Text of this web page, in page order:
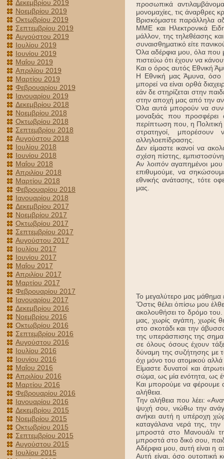
Δεκεμβρίου 2019
Νοεμβρίου 2019
Οκτωβρίου 2019
Σεπτεμβρίου 2019
Αυγούστου 2019
Ιουλίου 2019
Ιουνίου 2019
Μαΐου 2019
Απριλίου 2019
Μαρτίου 2019
Φεβρουαρίου 2019
Ιανουαρίου 2019
Δεκεμβρίου 2018
Νοεμβρίου 2018
Οκτωβρίου 2018
Σεπτεμβρίου 2018
Αυγούστου 2018
Ιουλίου 2018
Ιουνίου 2018
Μαΐου 2018
Απριλίου 2018
Μαρτίου 2018
Φεβρουαρίου 2018
Ιανουαρίου 2018
Δεκεμβρίου 2017
Νοεμβρίου 2017
Οκτωβρίου 2017
Σεπτεμβρίου 2017
Αυγούστου 2017
Ιουλίου 2017
Ιουνίου 2017
Μαΐου 2017
Απριλίου 2017
Μαρτίου 2017
Φεβρουαρίου 2017
Ιανουαρίου 2017
Δεκεμβρίου 2016
Νοεμβρίου 2016
Οκτωβρίου 2016
Σεπτεμβρίου 2016
Αυγούστου 2016
Ιουλίου 2016
Ιουνίου 2016
Μαΐου 2016
Απριλίου 2016
Μαρτίου 2016
Φεβρουαρίου 2016
Ιανουαρίου 2016
Δεκεμβρίου 2015
Νοεμβρίου 2015
Οκτωβρίου 2015
Σεπτεμβρίου 2015
Αυγούστου 2015
Ιουλίου 2015
προσωπικά
μονομαχίες, τις άναρθρες
Βρισκόμαστε παράλληλα
ΜΜΕ και Ηλεκτρονικά
μάλλον, της τηλεθέασης
συναισθηματικό είτε
Όλα αδέρφια μου, όλα που
πιστεύω ότι έχουν να
Και ο όρος αυτός Εθνική
Η Εθνική μας Άμυνα, όσο
μπορεί να είναι ορθά
εάν δε στηρίζεται στην
στην αποχή μας από την
Όλα αυτά μπορούν να
μοναξιάς που
περίπτωση που, η Πολιτική
στρατηγοί, μπορέσουν
αλληλοεπίδρασης.
Δεν είμαστε ικανοί να
σχέση πίστης,
Αν λοιπόν αγαπημένοι
επιθυμούμε, να
εθνικής ανάτασης, τότε
μας.
Το μεγαλύτερο μας μάθημα
Ὅστις θέλει ὀπίσω μου
ακολουθήσει το δρόμο
μας, χωρίς αγάπη, χωρίς
στο σκοτάδι και την
της υπεράσπισης της
σε όλους όσους έχουν
δύναμη της συζήτησης με
όχι μόνο του ατομικού αλλά
Είμαστε δυνατοί και
σώμα, ως μία ενότητα, ως
Και μπορούμε να φέρουμε
αλήθεια.
Την αλήθεια που λέει:
ψυχή σου, νιώθω την
ανήκει αυτή η υπέροχη
καταγάλανα νερά της,
μπροστά στο Μανουάλι
μπροστά στο δικό σου,
Αδέρφια μου, αυτή είναι η
Αυτή είναι, όσο ουτοπική